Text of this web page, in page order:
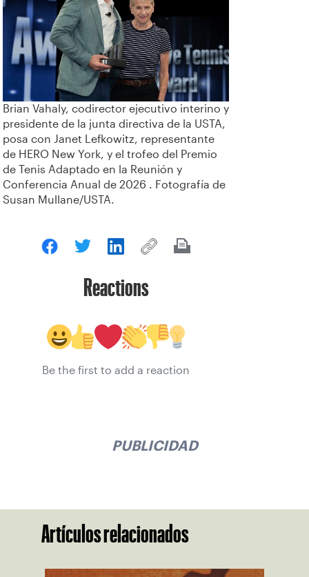
Brian Vahaly, codirector ejecutivo interino y
presidente de la junta directiva de la USTA,
posa con Janet Lefkowitz, representante
de HERO New York, y el trofeo del Premio
de Tenis Adaptado en la Reunión y
Conferencia Anual de 2026 . Fotografía de
Susan Mullane/USTA.
Reactions
Be the first to add a reaction
PUBLICIDAD
Artículos relacionados